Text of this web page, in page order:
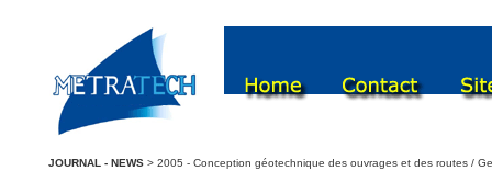
JOURNAL - NEWS > 2005 - Conception géotechnique des ouvrages et des routes /